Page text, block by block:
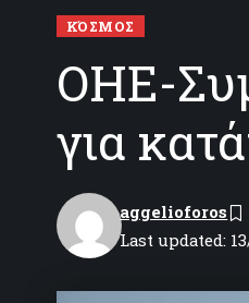
ΚΌΣΜΟΣ
ΟΗΕ-
για
Last updated:
aggelioforos